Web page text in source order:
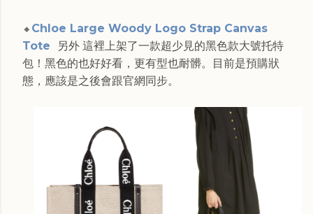
🔸 Chloe Large Woody Logo Strap Canvas
Tote
另外 這裡上架了一款超少見的黑色款大號托特
包！黑色的也好好看，更有型也耐髒。目前是預購狀
態，應該是之後會跟官網同步。